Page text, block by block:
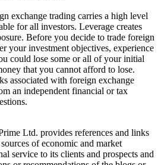
exchange trading carries a high level
for all investors. Leverage creates
Before you decide to trade foreign
your investment objectives, experience
could lose some or all of your initial
that you cannot afford to lose.
associated with foreign exchange
an independent financial or tax
Ltd. provides references and links
of economic and market
service to its clients and prospects and